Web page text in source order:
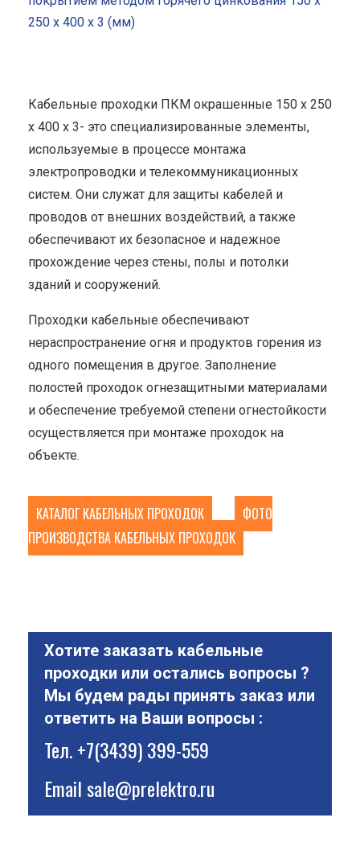
250 x 400 x 3 (мм)
Кабельные проходки ПКМ окрашенные 150 x 250
x 400 x 3- это специализированные элементы,
используемые в процессе монтажа
электропроводки и телекоммуникационных
систем. Они служат для защиты кабелей и
проводов от внешних воздействий, а также
обеспечивают их безопасное и надежное
прохождение через стены, полы и потолки
зданий и сооружений.
Проходки кабельные обеспечивают
нераспространение огня и продуктов горения из
одного помещения в другое. Заполнение
полостей проходок огнезащитными материалами
и обеспечение требуемой степени огнестойкости
осуществляется при монтаже проходок на
объекте.
КАТАЛОГ КАБЕЛЬНЫХ ПРОХОДОК
ФОТО
ПРОИЗВОДСТВА КАБЕЛЬНЫХ ПРОХОДОК
Хотите заказать кабельные
проходки или остались вопросы ?
Мы будем рады принять заказ или
ответить на Ваши вопросы :
Тел.+7(3439) 399-559
Emailsale@prelektro.ru